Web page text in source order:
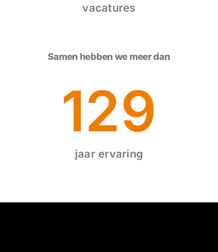
vacatures
Samen hebben we meer dan
129
jaar ervaring